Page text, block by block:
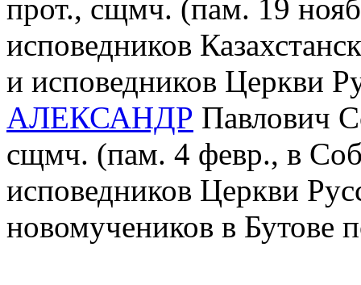
прот., сщмч. (пам. 19
исповедников
и исповедников Церкви
АЛЕКСАНДР Павлович
сщмч. (пам. 4 февр., в
исповедников Церкви
новомучеников в Бутове